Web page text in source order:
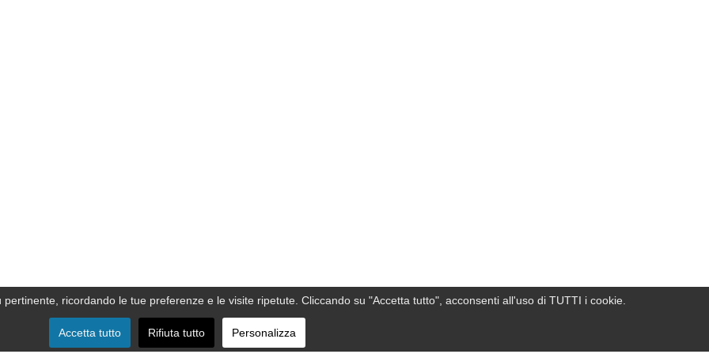
ricordando le tue preferenze e le visite ripetute. Cliccando su "Accetta tutto", acconsenti all'uso di TUTTI i cookie.
Accetta tutto Rifiuta tutto Personalizza